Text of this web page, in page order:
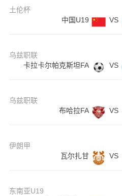
土伦杯
中国U19
VS
乌兹职联
卡拉卡尔帕克斯坦FA
VS
乌兹职联
布哈拉FA
VS
伊朗甲
瓦尔扎甘
VS
东南亚U19